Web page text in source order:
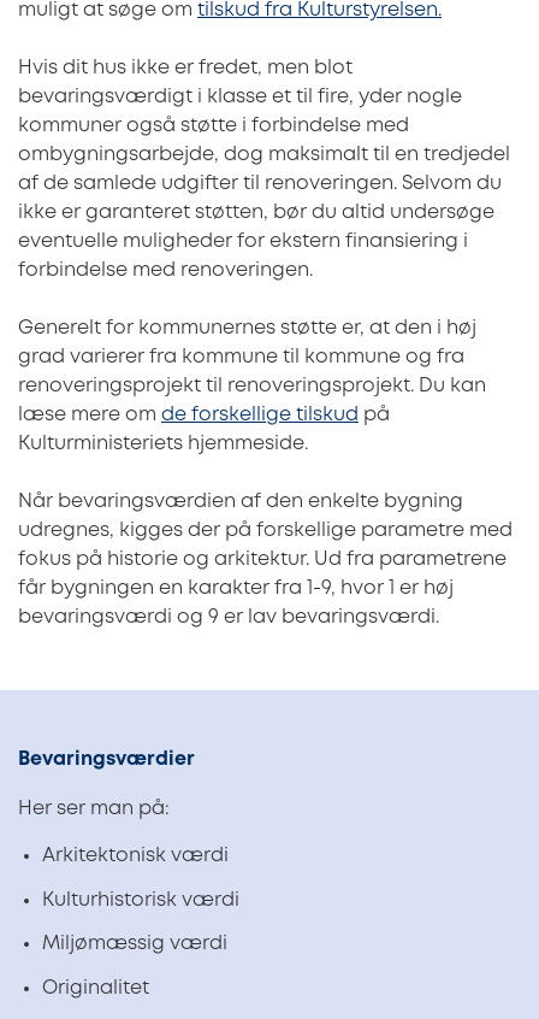
muligt at søge om tilskud fra Kulturstyrelsen.
Hvis dit hus ikke er fredet, men blot
bevaringsværdigt i klasse et til fire, yder nogle
kommuner også støtte i forbindelse med
ombygningsarbejde, dog maksimalt til en tredjedel
af de samlede udgifter til renoveringen. Selvom du
ikke er garanteret støtten, bør du altid undersøge
eventuelle muligheder for ekstern finansiering i
forbindelse med renoveringen.
Generelt for kommunernes støtte er, at den i høj
grad varierer fra kommune til kommune og fra
renoveringsprojekt til renoveringsprojekt. Du kan
læse mere om de forskellige tilskud på
Kulturministeriets hjemmeside.
Når bevaringsværdien af den enkelte bygning
udregnes, kigges der på forskellige parametre med
fokus på historie og arkitektur. Ud fra parametrene
får bygningen en karakter fra 1-9, hvor 1 er høj
bevaringsværdi og 9 er lav bevaringsværdi.
Bevaringsværdier
Her ser man på:
Arkitektonisk værdi
Kulturhistorisk værdi
Miljømæssig værdi
Originalitet